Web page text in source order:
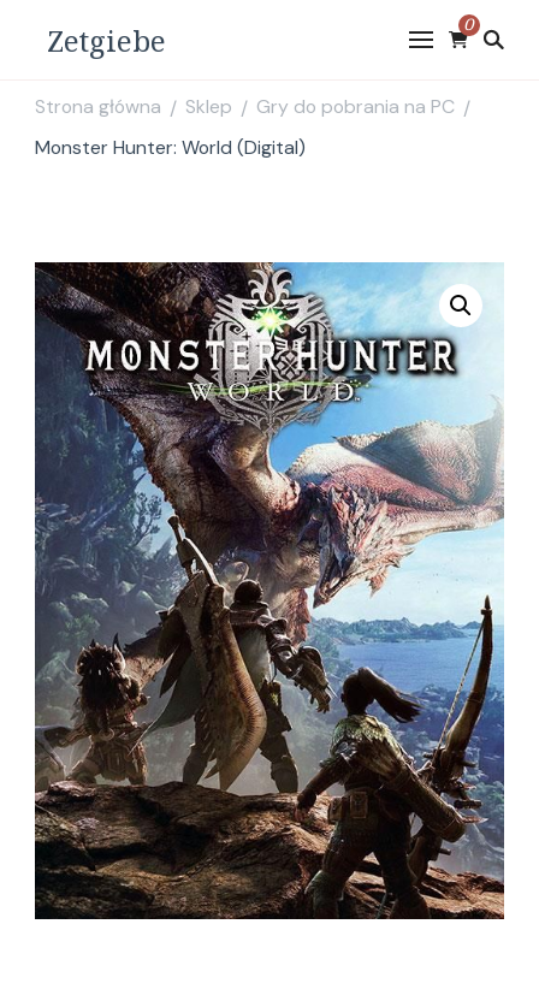
Zetgiebe 0
Strona główna / Sklep / Gry do pobrania na PC /
Monster Hunter: World (Digital)